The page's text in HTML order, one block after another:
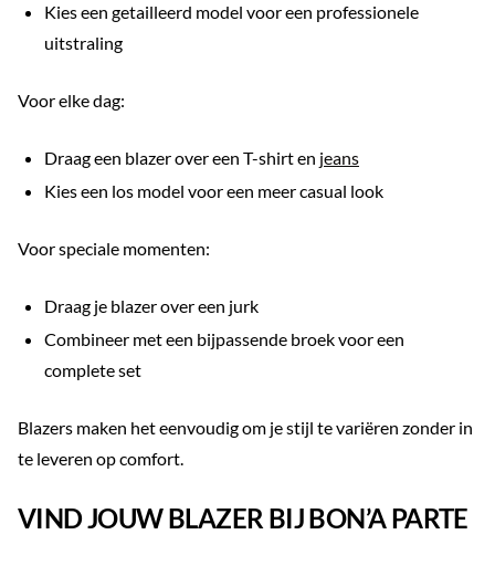
Kies een getailleerd model voor een professionele
uitstraling
Voor elke dag:
Draag een blazer over een T-shirt en jeans
Kies een los model voor een meer casual look
Voor speciale momenten:
Draag je blazer over een jurk
Combineer met een bijpassende broek voor een
complete set
Blazers maken het eenvoudig om je stijl te variëren zonder in
te leveren op comfort.
VIND JOUW BLAZER BIJ BON’A PARTE